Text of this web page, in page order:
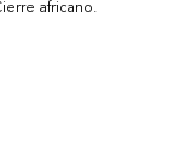
africano.